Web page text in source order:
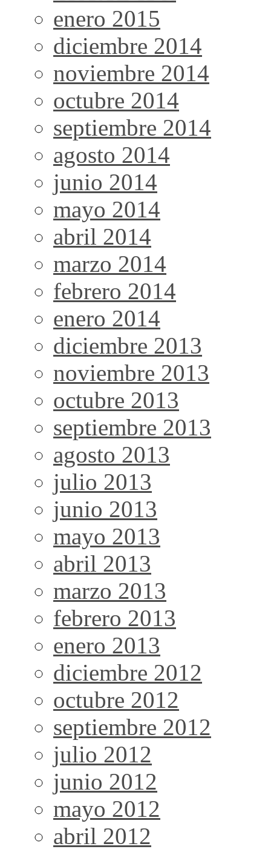
enero 2015
diciembre 2014
noviembre 2014
octubre 2014
septiembre 2014
agosto 2014
junio 2014
mayo 2014
abril 2014
marzo 2014
febrero 2014
enero 2014
diciembre 2013
noviembre 2013
octubre 2013
septiembre 2013
agosto 2013
julio 2013
junio 2013
mayo 2013
abril 2013
marzo 2013
febrero 2013
enero 2013
diciembre 2012
octubre 2012
septiembre 2012
julio 2012
junio 2012
mayo 2012
abril 2012